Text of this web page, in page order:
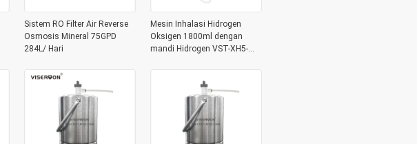
Sistem RO Filter Air Reverse
Osmosis Mineral 75GPD
284L/ Hari
Mesin Inhalasi Hidrogen
Oksigen 1800ml dengan
mandi Hidrogen VST-XH5-